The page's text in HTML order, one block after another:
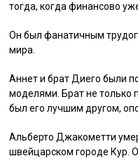
тогда, когда финансово
Он был фанатичным
мира.
Аннет и брат Диего были
моделями. Брат не только
был его лучшим другом,
Альберто Джакометти
швейцарском городе Кур.